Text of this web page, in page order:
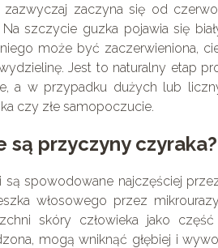
zazwyczaj zaczyna się od
Na szczycie guzka pojawia się
może być zaczerwieniona,
Jest to naturalny etap
a w przypadku dużych lub
czy złe samopoczucie.
są przyczyny czyraka?
są spowodowane najczęściej
włosowego przez
skóry człowieka jako
mogą wniknąć głębiej i